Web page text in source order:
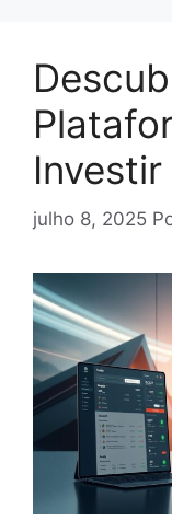
Investir
julho 8, 2025